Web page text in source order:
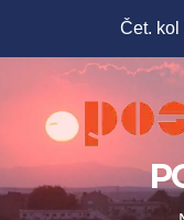
Čet. kol